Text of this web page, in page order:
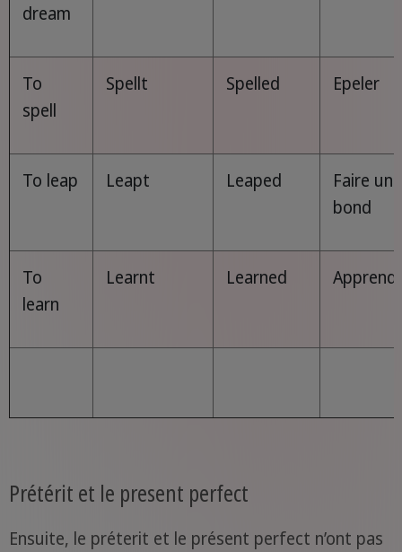
dream
To
spell
Spellt Spelled Epeler
To leap Leapt Leaped
Faire un
bond
To
learn
Learnt Learned
Prétérit et le present perfect
Ensuite, le préterit et le présent perfect n’ont pas